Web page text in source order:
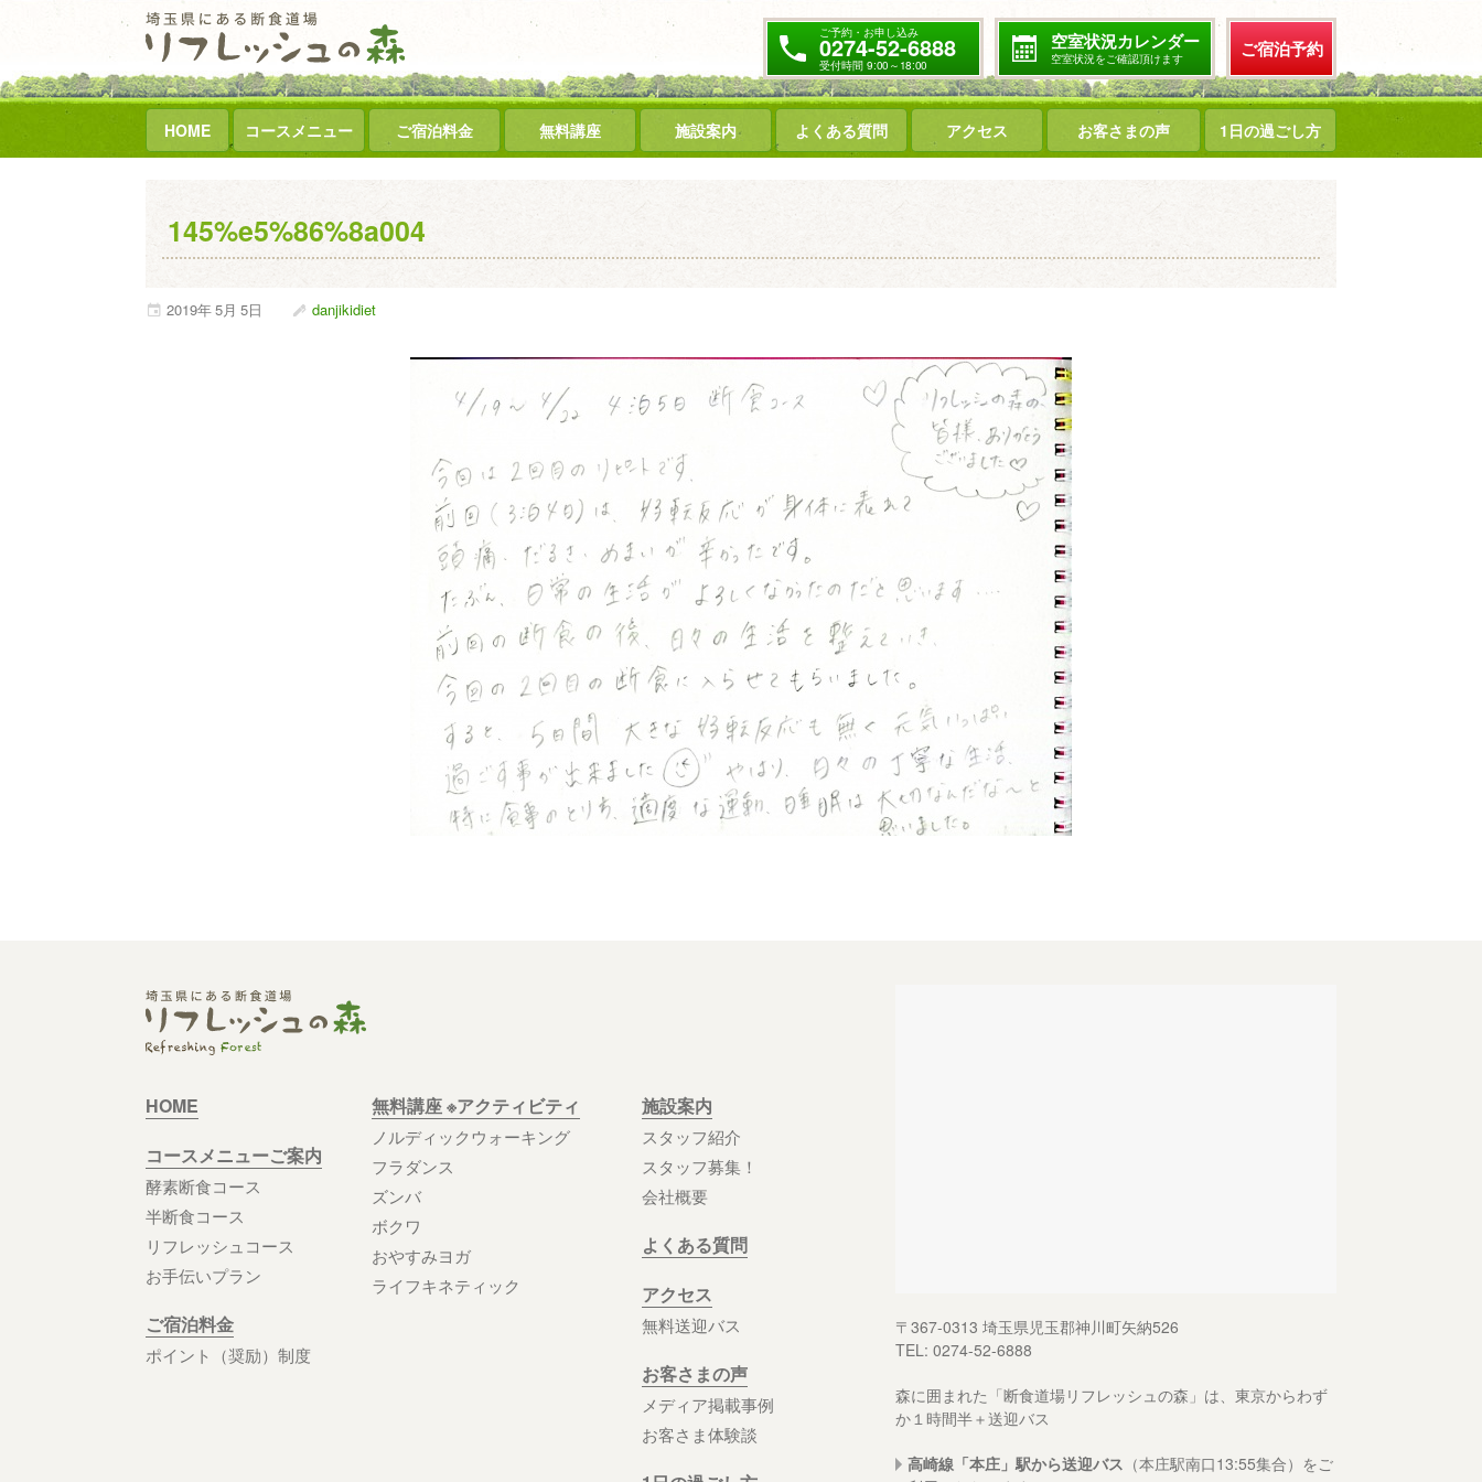
ご予約・お申し込み
0274-52-6888
受付時間 9:00～18:00
空室状況カレンダー
空室状況をご確認頂けます ご宿泊予約
HOME コースメニュー ご宿泊料金 無料講座 施設案内 よくある質問 アクセス お客さまの声 1日の過ごし方
145%e5%86%8a004
2019年5月 5日 danjikidiet
HOME
コースメニューご案内
酵素断食コース
半断食コース
リフレッシュコース
お手伝いプラン
ご宿泊料金
ポイント（奨励）制度
無料講座 ※アクティビティ
ノルディックウォーキング
フラダンス
ズンバ
ボクワ
おやすみヨガ
ライフキネティック
施設案内
スタッフ紹介
スタッフ募集！
会社概要
よくある質問
アクセス
無料送迎バス
お客さまの声
メディア掲載事例
お客さま体験談
〒367-0313 埼玉県児玉郡神川町矢納526
TEL: 0274-52-6888
森に囲まれた「断食道場リフレッシュの森」は、東京からわず
か１時間半＋送迎バス
高崎線「本庄」駅から送迎バス （本庄駅南口13:55集合）をご